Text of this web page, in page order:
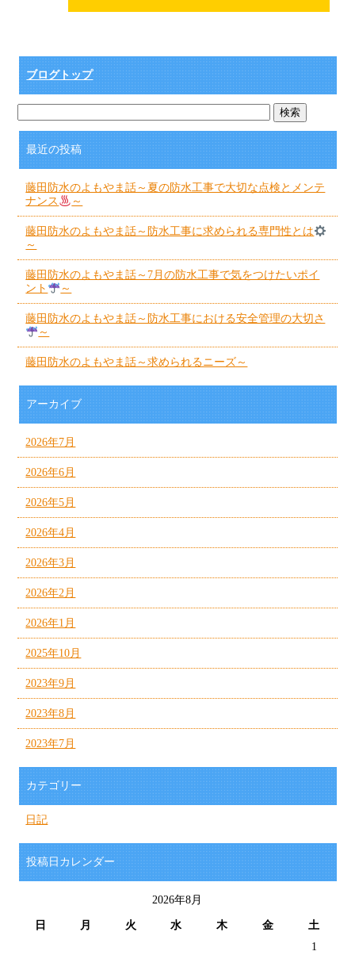
ブログトップ
最近の投稿
藤田防水のよもやま話～夏の防水工事で大切な点検とメンテ
ナンス
～
藤田防水のよもやま話～防水工事に求められる専門性とは
～
藤田防水のよもやま話～7月の防水工事で気をつけたいポイ
ント
～
藤田防水のよもやま話～防水工事における安全管理の大切さ
～
藤田防水のよもやま話～求められるニーズ～
アーカイブ
2026年7月
2026年6月
2026年5月
2026年4月
2026年3月
2026年2月
2026年1月
2025年10月
2023年9月
2023年8月
2023年7月
カテゴリー
日記
投稿日カレンダー
2026年8月
日 月 火 水 木 金
土
1